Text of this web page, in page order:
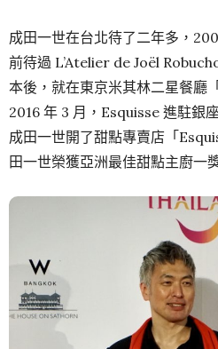
成田一世在台北待了二年多，
前待過 L’Atelier de Joël
本後，就在東京米其林二星餐廳
2016 年 3 月，Esquisse 進駐銀
成田一世開了甜點專賣店「
田一世榮獲亞洲最佳甜點主廚一